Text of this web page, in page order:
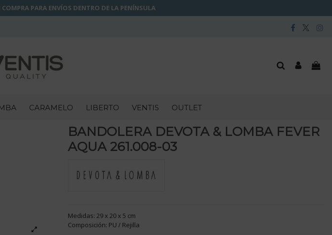
PARA ENVÍOS DENTRO DE LA PENÍNSULA
CARAMELO LIBERTO VENTIS OUTLET
BANDOLERA DEVOTA & LOMBA FEVER
AQUA 261.008-03
Medidas: 29 x 20 x 5 cm
Composición: PU / Rejilla